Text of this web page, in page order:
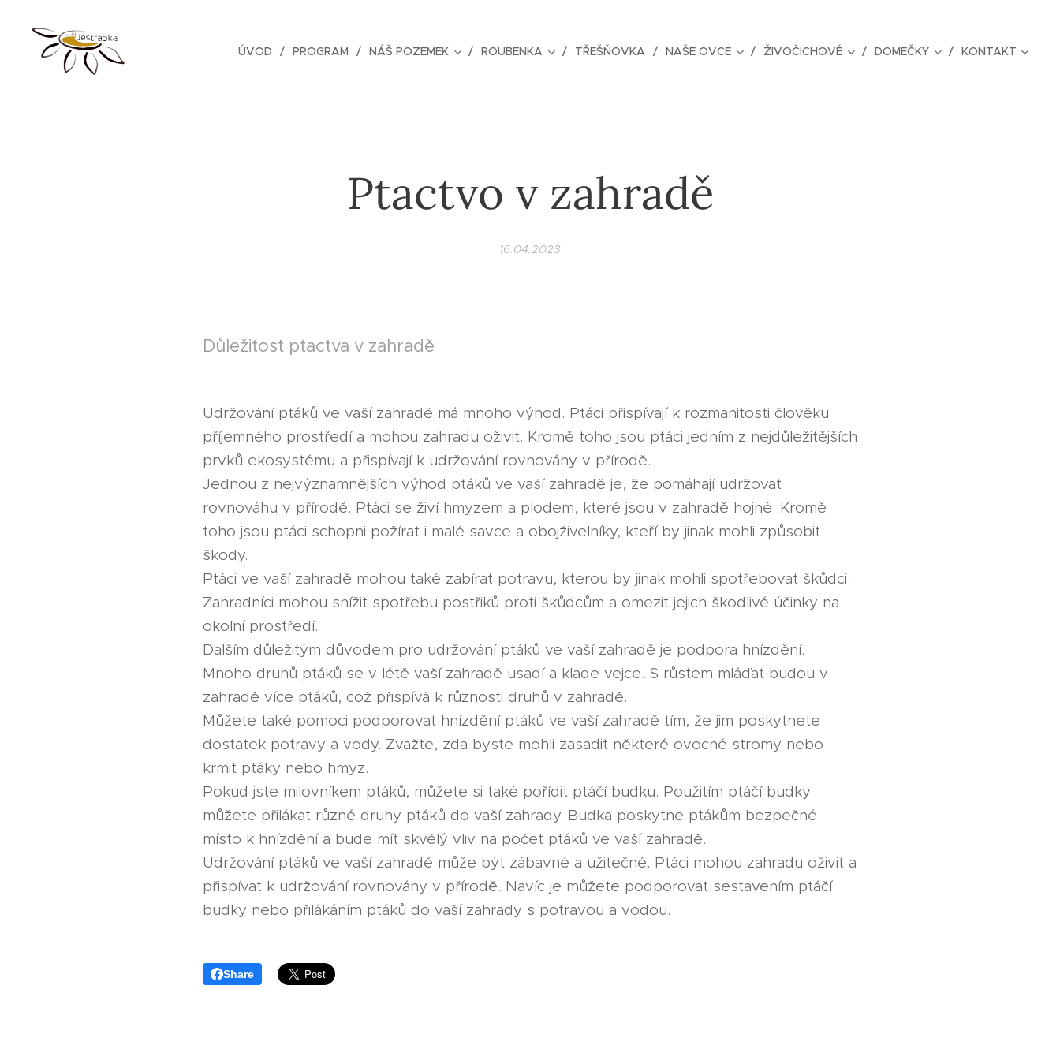
ÚVOD PROGRAM NÁŠ POZEMEK ROUBENKA TŘEŠŇOVKA NAŠE OVCE ŽIVOČICHOVÉ DOMEČKY KONTAKT
Ptactvo v zahradě
16.04.2023
Důležitost ptactva v zahradě
Udržování ptáků ve vaší zahradě má mnoho výhod. Ptáci přispívají k rozmanitosti člověku
příjemného prostředí a mohou zahradu oživit. Kromě toho jsou ptáci jedním z nejdůležitějších
prvků ekosystému a přispívají k udržování rovnováhy v přírodě.
Jednou z nejvýznamnějších výhod ptáků ve vaší zahradě je, že pomáhají udržovat
rovnováhu v přírodě. Ptáci se živí hmyzem a plodem, které jsou v zahradě hojné. Kromě
toho jsou ptáci schopni požírat i malé savce a obojživelníky, kteří by jinak mohli způsobit
škody.
Ptáci ve vaší zahradě mohou také zabírat potravu, kterou by jinak mohli spotřebovat škůdci.
Zahradníci mohou snížit spotřebu postřiků proti škůdcům a omezit jejich škodlivé účinky na
okolní prostředí.
Dalším důležitým důvodem pro udržování ptáků ve vaší zahradě je podpora hnízdění.
Mnoho druhů ptáků se v létě vaší zahradě usadí a klade vejce. S růstem mláďat budou v
zahradě více ptáků, což přispívá k různosti druhů v zahradě.
Můžete také pomoci podporovat hnízdění ptáků ve vaší zahradě tím, že jim poskytnete
dostatek potravy a vody. Zvažte, zda byste mohli zasadit některé ovocné stromy nebo
krmit ptáky nebo hmyz.
Pokud jste milovníkem ptáků, můžete si také pořídit ptáčí budku. Použitím ptáčí budky
můžete přilákat různé druhy ptáků do vaší zahrady. Budka poskytne ptákům bezpečné
místo k hnízdění a bude mít skvělý vliv na počet ptáků ve vaší zahradě.
Udržování ptáků ve vaší zahradě může být zábavné a užitečné. Ptáci mohou zahradu oživit a
přispívat k udržování rovnováhy v přírodě. Navíc je můžete podporovat sestavením ptáčí
budky nebo přilákáním ptáků do vaší zahrady s potravou a vodou.
Share